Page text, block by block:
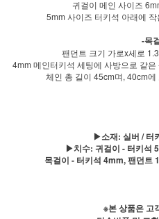
귀걸이 메인 사이즈
5mm 사이즈 터키석 아래에
-목
팬던트 크기 가로x세로
4mm 메인터키석 세팅에 사방으로 같
체인 총 길이 45cm며, 40cm
▶소재: 실버 / 터
▶치수: 귀걸이 - 터키석
목걸이 - 터키석 4mm, 팬던트
※본 상품은 고